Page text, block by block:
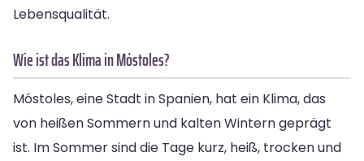
Lebensqualität.
Wie ist das Klima in Móstoles?
Móstoles, eine Stadt in Spanien, hat ein Klima, das
von heißen Sommern und kalten Wintern geprägt
ist. Im Sommer sind die Tage kurz, heiß, trocken und